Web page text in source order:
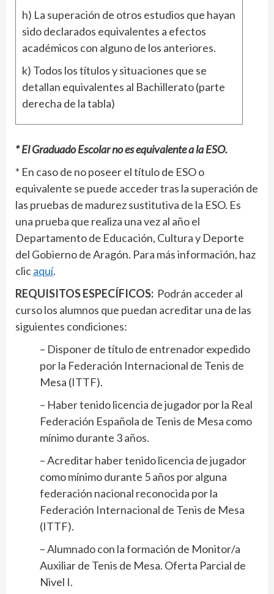
h) La superación de otros estudios que hayan
sido declarados equivalentes a efectos
académicos con alguno de los anteriores.
k) Todos los títulos y situaciones que se
detallan equivalentes al Bachillerato (parte
derecha de la tabla)
* El Graduado Escolar no es equivalente a la ESO.
* En caso de no poseer el título de ESO o
equivalente se puede acceder tras la superación de
las pruebas de madurez sustitutiva de la ESO. Es
una prueba que realiza una vez al año el
Departamento de Educación, Cultura y Deporte
del Gobierno de Aragón. Para más información, haz
clicaquí.
REQUISITOS ESPECÍFICOS: Podrán acceder al
curso los alumnos que puedan acreditar una de las
siguientes condiciones:
– Disponer de título de entrenador expedido
por la Federación Internacional de Tenis de
Mesa (ITTF).
– Haber tenido licencia de jugador por la Real
Federación Española de Tenis de Mesa como
mínimo durante 3 años.
– Acreditar haber tenido licencia de jugador
como mínimo durante 5 años por alguna
federación nacional reconocida por la
Federación Internacional de Tenis de Mesa
(ITTF).
– Alumnado con la formación de Monitor/a
Auxiliar de Tenis de Mesa. Oferta Parcial de
Nivel I.